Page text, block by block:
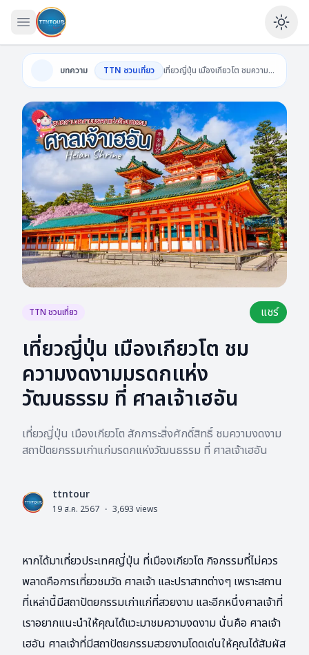
เปิดเมนู
บทความ TTN ชวนเที่ยว เที่ยวญี่ปุ่น เมืองเกียวโต ชมความงดงามมรดกแห่งวัฒนธรรม ที่ ศาลเจ้าเฮอัน
TTN ชวนเที่ยว แชร์
เที่ยวญี่ปุ่น เมืองเกียวโต ชม
ความงดงามมรดกแห่ง
วัฒนธรรม ที่ ศาลเจ้าเฮอัน
เที่ยวญี่ปุ่น เมืองเกียวโต สักการะสิ่งศักดิ์สิทธิ์ ชมความงดงาม
สถาปัตยกรรมเก่าแก่มรดกแห่งวัฒนธรรม ที่ ศาลเจ้าเฮอัน
L
ttntour
19 ส.ค. 2567 · 3,693 views
หากได้มาเที่ยวประเทศญี่ปุ่น ที่เมืองเกียวโต กิจกรรมที่ไม่ควร
พลาดคือการเที่ยวชมวัด ศาลเจ้า และปราสาทต่างๆ เพราะสถาน
ที่เหล่านี้มีสถาปัตยกรรมเก่าแก่ที่สวยงาม และอีกหนึ่งศาลเจ้าที่
เราอยากแนะนำให้คุณได้แวะมาชมความงดงาม นั่นคือ ศาลเจ้า
เฮอัน ศาลเจ้าที่มีสถาปัตยกรรมสวยงามโดดเด่นให้คุณได้สัมผัส